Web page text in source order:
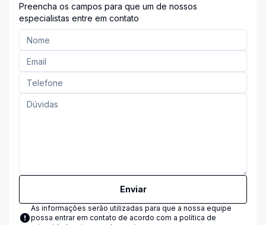
Preencha os campos para que um de nossos
especialistas entre em contato
Enviar
As informações serão utilizadas para que a nossa equipe
possa entrar em contato de acordo com a política de